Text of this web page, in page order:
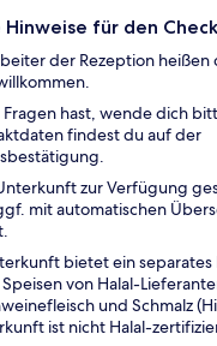
Hinweise für den
der Rezeption heißen
hast, wende dich
findest du auf der
zur Verfügung
mit automatischen
bietet ein separates
von Halal-
und Schmalz
ist nicht Halal-